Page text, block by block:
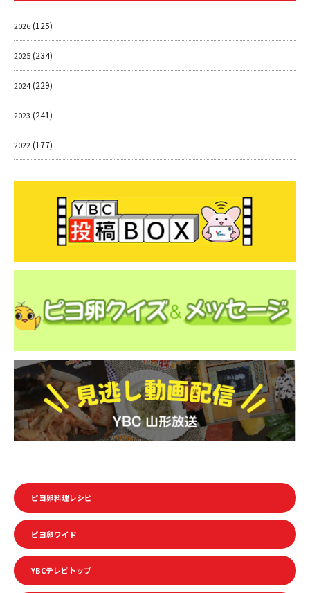
2026(125)
2025(234)
2024(229)
2023 (241)
2022(177)
ピヨ卵料理レシピ
ピヨ卵ワイド
YBCテレビトップ